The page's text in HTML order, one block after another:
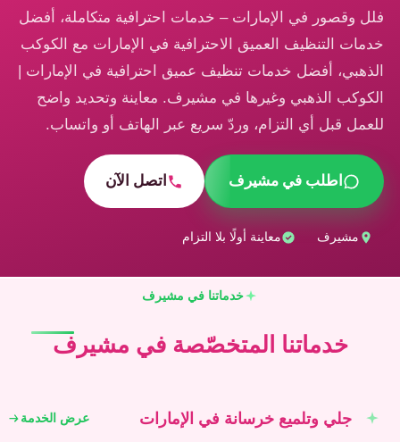
فلل وقصور في الإمارات – خدمات احترافية متكاملة، أفضل
خدمات التنظيف العميق الاحترافية في الإمارات مع الكوكب
الذهبي، أفضل خدمات تنظيف عميق احترافية في الإمارات |
الكوكب الذهبي وغيرها في مشيرف. معاينة وتحديد واضح
للعمل قبل أي التزام، وردّ سريع عبر الهاتف أو واتساب.
اطلب في مشيرف اتصل الآن
مشيرف معاينة أولًا بلا التزام
خدماتنا في مشيرف
خدماتنا المتخصّصة في مشيرف
جلي وتلميع خرسانة في الإمارات عرض الخدمة